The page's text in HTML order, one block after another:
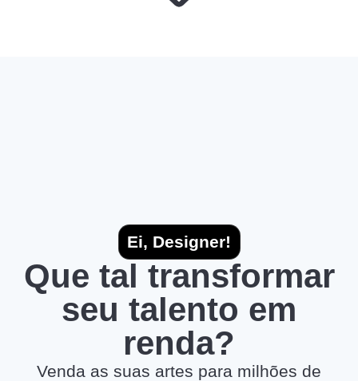
Ei, Designer!
Que tal transformar
seu talento em
renda?
Venda as suas artes para milhões de